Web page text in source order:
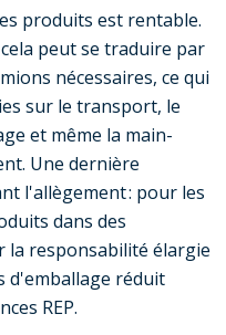
produits est rentable.
peut se traduire par
nécessaires, ce qui
sur le transport, le
et même la main-
Une dernière
l'allègement : pour les
dans des
la responsabilité élargie
d'emballage réduit
REP.